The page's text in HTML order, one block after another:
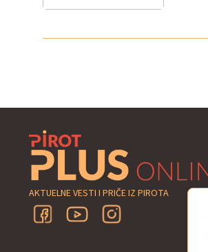
AKTUELNE VESTI I PRIČE IZ PIROTA